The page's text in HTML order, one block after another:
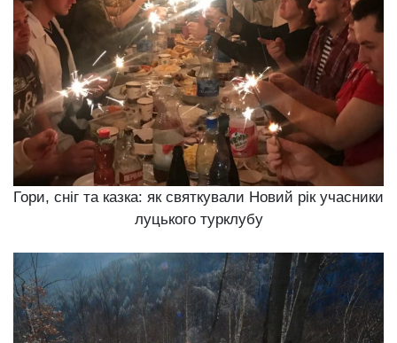
Гори, сніг та казка: як святкували Новий рік учасники
луцького турклубу